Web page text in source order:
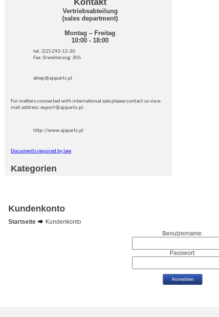
Kontakt
Vertriebsabteilung
(sales department)
Montag – Freitag
10:00 - 18:00
tel. (22)-292-12-30
Fax: Erweiterung: 305
sklep@ajsparts.pl
For matters connected with international sale please contact us via e-
mail address: export@ajsparts.pl.
http://www.ajsparts.pl
Documents required by law
Kategorien
Kundenkonto
Startseite
Kundenkonto
Benutzername:
Passwort: